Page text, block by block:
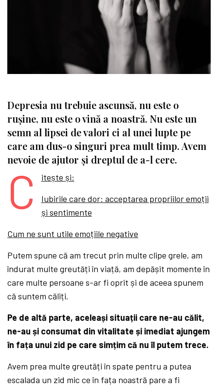
Depresia nu trebuie ascunsă, nu este o
rușine, nu este o vină a noastră. Nu este un
semn al lipsei de valori ci al unei lupte pe
care am dus-o singuri prea mult timp. Avem
nevoie de ajutor și dreptul de a-l cere.
C
itește și:
Iubirile care dor: acceptarea propriilor emoții
și sentimente
Cum ne sunt utile emoțiile negative
Putem spune că am trecut prin multe clipe grele, am
îndurat multe greutăți în viață, am depășit momente în
care multe persoane s-ar fi oprit și de aceea spunem
că suntem căliți.
Pe de altă parte, aceleași situații care ne-au călit,
ne-au și consumat din vitalitate și imediat ajungem
în fața unui zid pe care simțim că nu îl putem trece.
Avem prea multe greutăți în spate pentru a putea
escalada un zid mic ce în fața noastră pare a fi